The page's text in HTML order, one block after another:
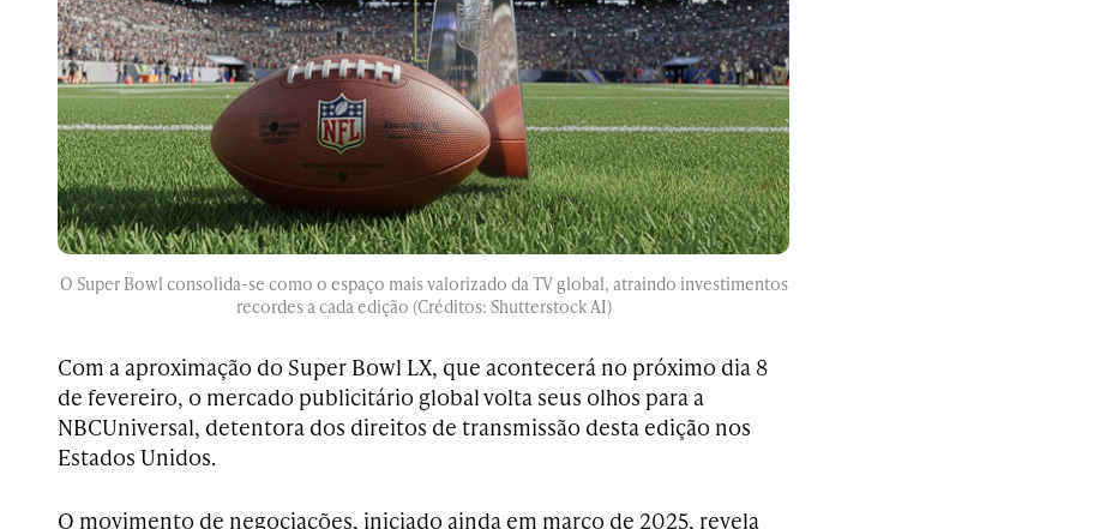
O Super Bowl consolida-se como o espaço mais valorizado da TV global, atraindo investimentos
recordes a cada edição (Créditos: Shutterstock AI)
Com a aproximação do Super Bowl LX, que acontecerá no próximo dia 8
de fevereiro, o mercado publicitário global volta seus olhos para a
NBCUniversal, detentora dos direitos de transmissão desta edição nos
Estados Unidos.
O movimento de negociações, iniciado ainda em março de 2025, revela